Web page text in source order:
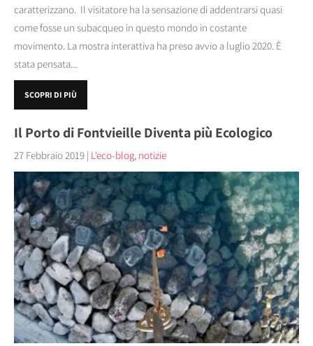
caratterizzano. Il visitatore ha la sensazione di addentrarsi quasi
come fosse un subacqueo in questo mondo in costante
movimento. La mostra interattiva ha preso avvio a luglio 2020. È
stata pensata...
SCOPRI DI PIÙ
Il Porto di Fontvieille Diventa più Ecologico
27 Febbraio 2019 | L'eco-blog, notizie